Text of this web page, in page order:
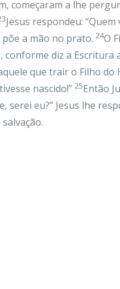
começaram a lhe
Jesus respondeu:
a mão no prato. 24O
conforme diz a Escritura
que trair o Filho do
nascido!” 25Então
serei eu?” Jesus lhe